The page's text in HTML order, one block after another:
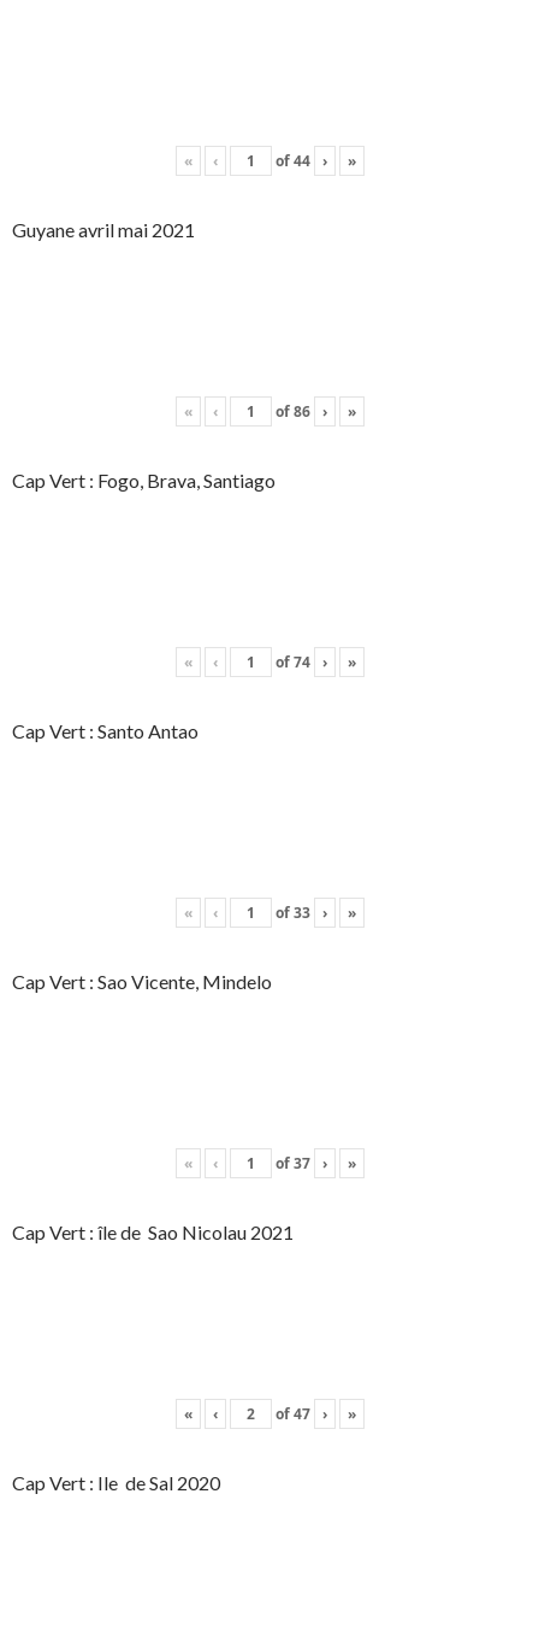
« ‹ of44 › »
Guyane avril mai 2021
« ‹ of86 › »
Cap Vert : Fogo, Brava, Santiago
« ‹ of74 › »
Cap Vert : Santo Antao
« ‹ of33 › »
Cap Vert : Sao Vicente, Mindelo
« ‹ of37 › »
Cap Vert : île de Sao Nicolau 2021
« ‹ of47 › »
Cap Vert : Ile de Sal 2020